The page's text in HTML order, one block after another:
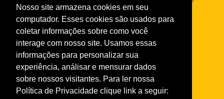
Nosso site armazena cookies em seu
computador. Esses cookies são usados para
coletar informações sobre como você
interage com nosso site. Usamos essas
informações para personalizar sua
experiência, análisar e mensurar dados
sobre nossos visitantes. Para ler nossa
Política de Privacidade clique link a seguir:
Links
Taxas de Serviços 2026
Normas da Academia
Normas do Turismo Social